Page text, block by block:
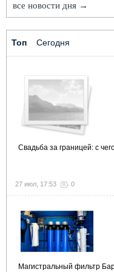
все новости дня →
Топ Сегодня
Свадьба за границей: с
27 июл, 17:53 0
Магистральный фильтр